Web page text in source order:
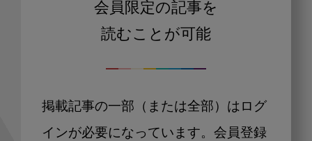
会員限定の記事を
読むことが可能
掲載記事の一部（または全部）はログ
インが必要になっています。会員登録